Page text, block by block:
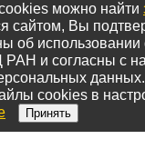
можно найти
сайтом, Вы
об
и согласны с
данных.
cookies в
Принять